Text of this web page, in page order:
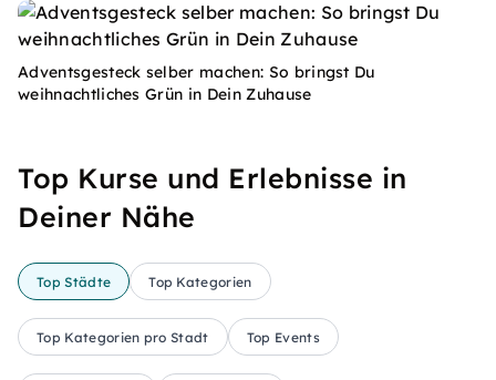
Adventsgesteck selber machen: So bringst Du
weihnachtliches Grün in Dein Zuhause
Top Kurse und Erlebnisse in
Deiner Nähe
Top Städte Top Kategorien
Top Kategorien pro Stadt Top Events